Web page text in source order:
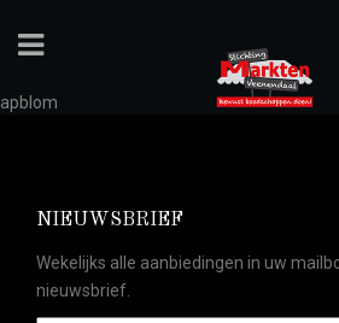
apblom
NIEUWSBRIEF
Wekelijks alle aanbiedingen in uw
nieuwsbrief.